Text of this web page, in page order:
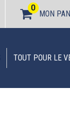
MON
0
TOUT POUR LE